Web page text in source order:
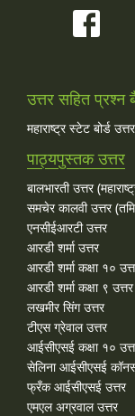
उत्तर सहित प्रश्न
महाराष्ट्र स्टेट बोर्ड
पाठ्यपुस्तक उत्तर
बालभारती उत्तर
समचेर कालवी उत्तर
एनसीईआरटी उत्तर
आरडी शर्मा उत्तर
आरडी शर्मा कक्षा १०
आरडी शर्मा कक्षा ९ उत्तर
लखमीर सिंग उत्तर
टीएस ग्रेवाल उत्तर
आईसीएसई कक्षा १०
सेलिना आईसीएसई
फ्रँक आईसीएसई उत्तर
एमएल अग्रवाल उत्तर